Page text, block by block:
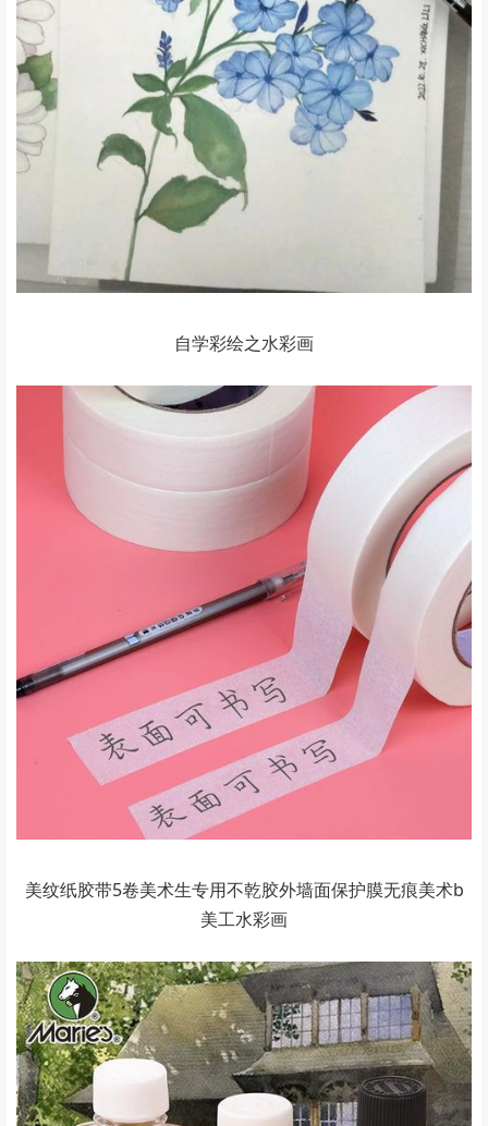
自学彩绘之水彩画
美纹纸胶带5卷美术生专用不乾胶外墙面保护膜无痕美术b
美工水彩画